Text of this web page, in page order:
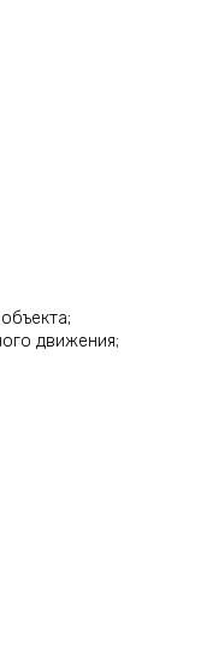
движения;